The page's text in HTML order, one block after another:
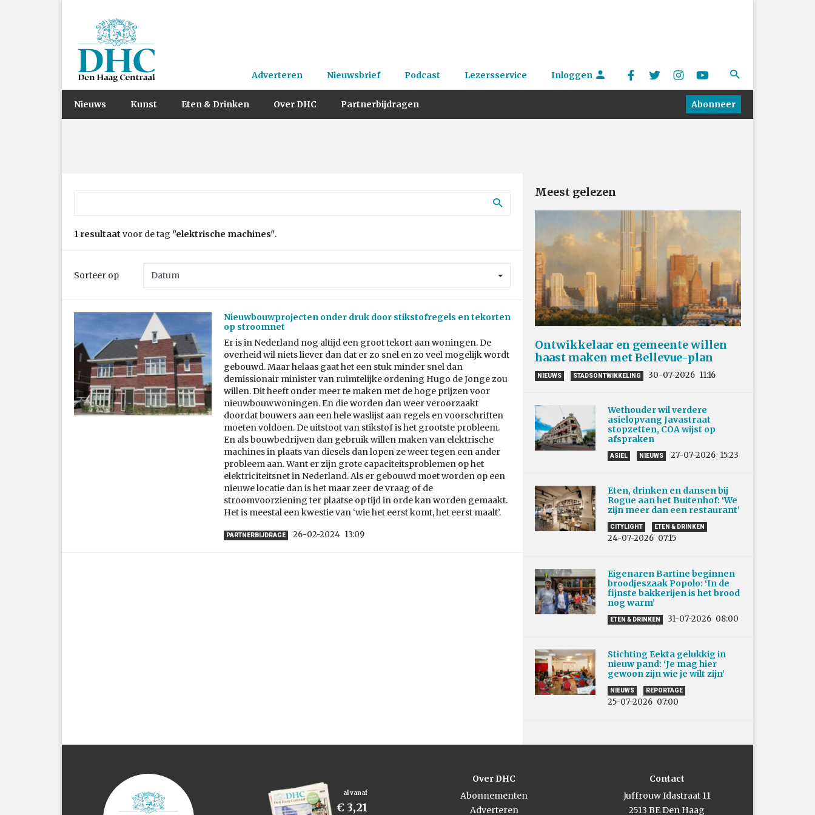
Adverteren Nieuwsbrief Podcast Lezersservice Inloggen
Nieuws Kunst Eten & Drinken Over DHC Partnerbijdragen Abonneer
1 resultaat voor de tag "elektrische machines".
Sorteer op
Nieuwbouwprojecten onder druk door stikstofregels en tekorten
op stroomnet
Er is in Nederland nog altijd een groot tekort aan woningen. De
overheid wil niets liever dan dat er zo snel en zo veel mogelijk wordt
gebouwd. Maar helaas gaat het een stuk minder snel dan
demissionair minister van ruimtelijke ordening Hugo de Jonge zou
willen. Dit heeft onder meer te maken met de hoge prijzen voor
nieuwbouwwoningen. En die worden dan weer veroorzaakt
doordat bouwers aan een hele waslijst aan regels en voorschriften
moeten voldoen. De uitstoot van stikstof is het grootste probleem.
En als bouwbedrijven dan gebruik willen maken van elektrische
machines in plaats van diesels dan lopen ze weer tegen een ander
probleem aan. Want er zijn grote capaciteitsproblemen op het
elektriciteitsnet in Nederland. Als er gebouwd moet worden op een
nieuwe locatie dan is het maar zeer de vraag of de
stroomvoorziening ter plaatse op tijd in orde kan worden gemaakt.
Het is meestal een kwestie van ‘wie het eerst komt, het eerst maalt’.
PARTNERBIJDRAGE 26-02-2024 13:09
Meest gelezen
Ontwikkelaar en gemeente willen
haast maken met Bellevue-plan
NIEUWS STADSONTWIKKELING 30-07-2026 11:16
Wethouder wil verdere
asielopvang Javastraat
stopzetten, COA wijst op
afspraken
ASIEL NIEUWS 27-07-2026 15:23
Eten, drinken en dansen bij
Rogue aan het Buitenhof: ‘We
zijn meer dan een restaurant’
CITYLIGHT ETEN & DRINKEN
24-07-2026 07:15
Eigenaren Bartine beginnen
broodjeszaak Popolo: ‘In de
fijnste bakkerijen is het brood
nog warm’
ETEN & DRINKEN 31-07-2026 08:00
Stichting Eekta gelukkig in
nieuw pand: ‘Je mag hier
gewoon zijn wie je wilt zijn’
NIEUWS REPORTAGE
25-07-2026 07:00
al vanaf
€ 3,21
Over DHC
Abonnementen
Adverteren
Contact
Juffrouw Idastraat 11
2513 BE Den Haag